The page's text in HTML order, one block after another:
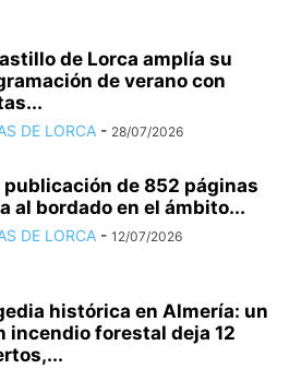
de Lorca amplía su
de verano con
DE LORCA - 28/07/2026
publicación de 852 páginas
al bordado en el ámbito...
DE LORCA - 12/07/2026
histórica en Almería: un
incendio forestal deja 12